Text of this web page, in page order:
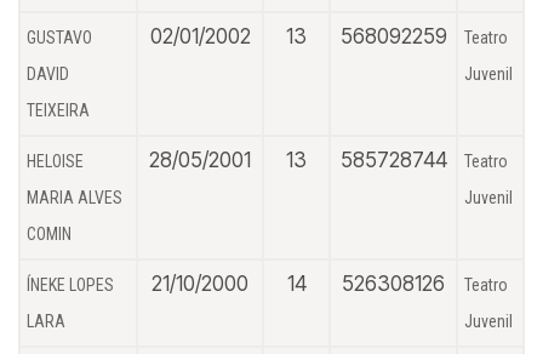
GUSTAVO
DAVID
TEIXEIRA
02/01/2002 13 568092259
Teatro
Juvenil
HELOISE
MARIA ALVES
COMIN
28/05/2001 13 585728744
Teatro
Juvenil
ÍNEKE LOPES
LARA
21/10/2000 14 526308126
Teatro
Juvenil